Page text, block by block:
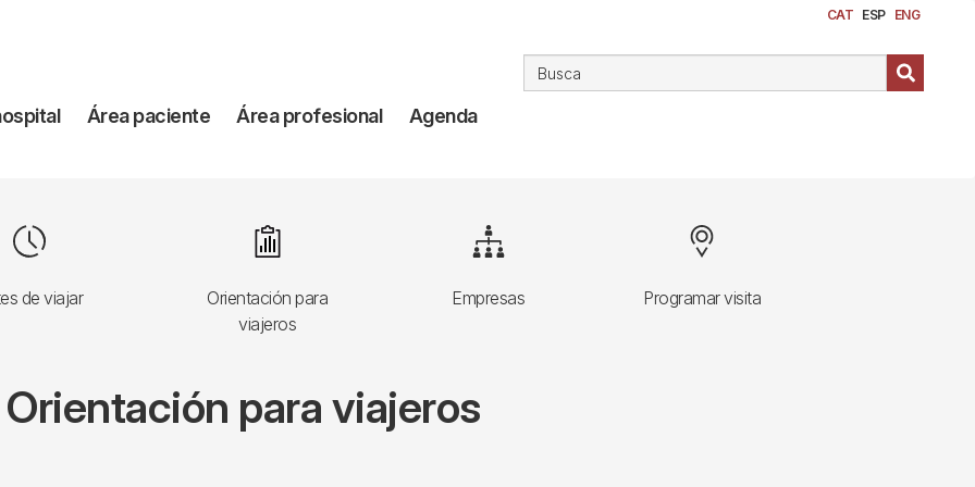
CAT ESP ENG
Área paciente Área profesional Agenda
de viajar
Image
Orientación para
viajeros
Image
Empresas
Image
Programar visita
Image
Orientación para viajeros